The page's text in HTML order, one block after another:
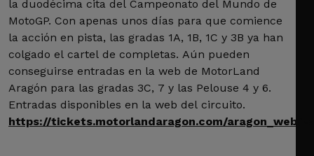
la duodécima cita del Campeonato del Mundo de
MotoGP. Con apenas unos días para que comience
la acción en pista, las gradas 1A, 1B, 1C y 3B ya han
colgado el cartel de completas. Aún pueden
conseguirse entradas en la web de MotorLand
Aragón para las gradas 3C, 7 y las Pelouse 4 y 6.
Entradas disponibles en la web del circuito.
https://tickets.motorlandaragon.com/aragon_web/